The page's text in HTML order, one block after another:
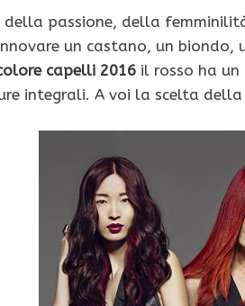
della passione, della
un castano, un
capelli 2016 il rosso ha
integrali. A voi la scelta